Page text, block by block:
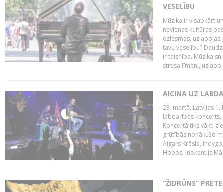
VESELĪBU
Mūzika ir visapkārt
nevienas kultūras
dziesmas, uzlabojas
tavu veselību?
ir taisnība. Mūzika
stresa līmeni,
AICINA UZ
23. martā, Latvijas 1.
labdarības koncerts,
Koncertā tiks vākti
grūtībās nonākušo
Aigars Krēsla,
Hobos, Inokentijs
“ŽIDRŪNS”